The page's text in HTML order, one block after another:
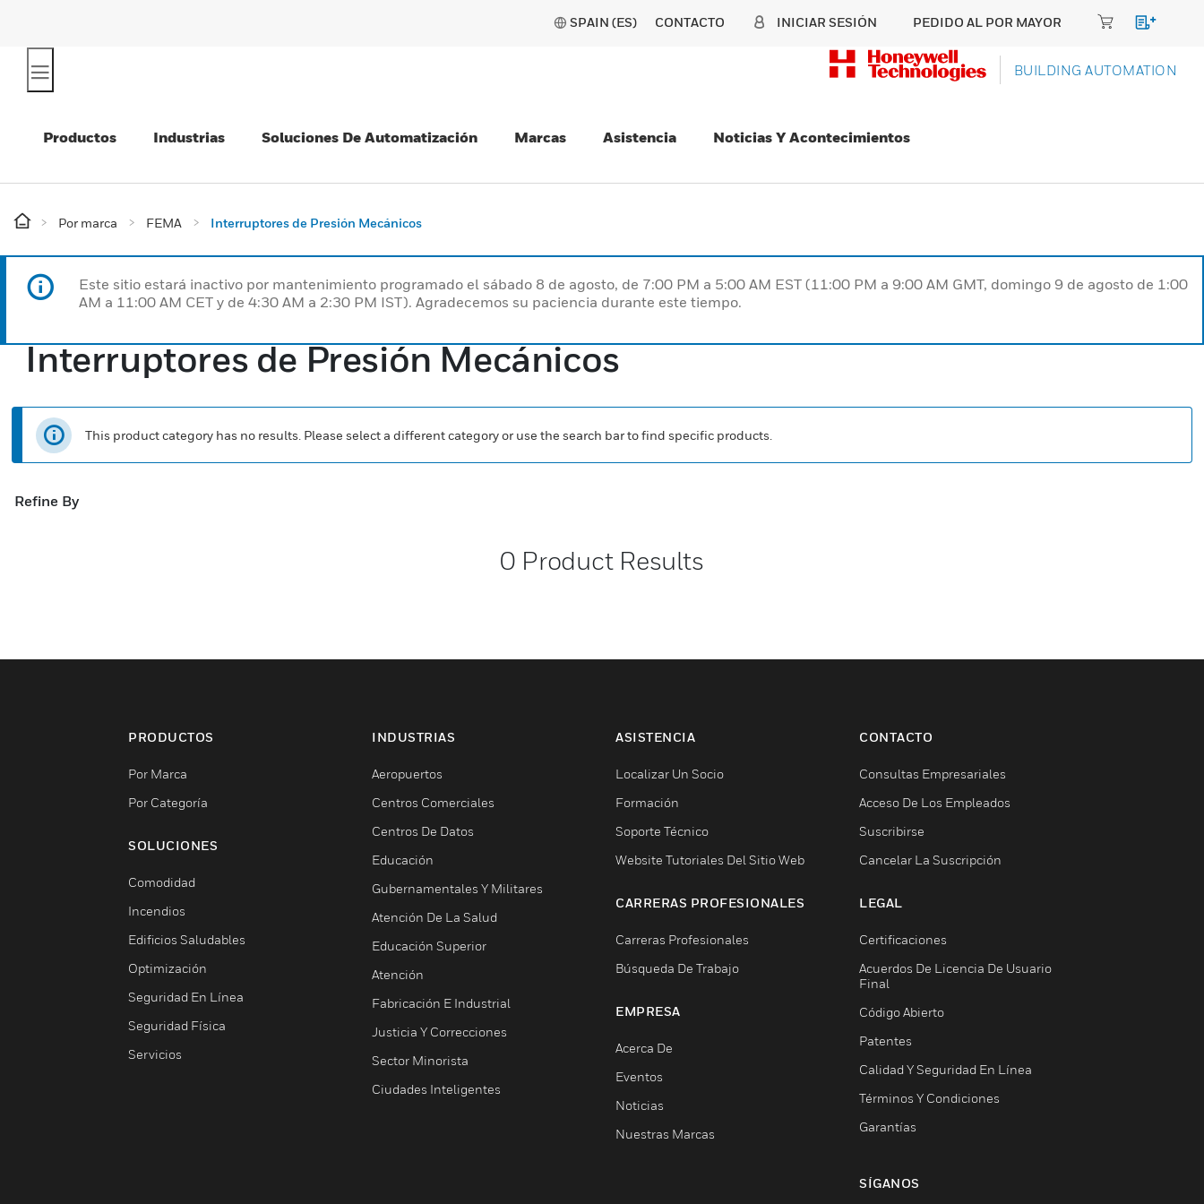
SPAIN (ES) CONTACTO INICIAR SESIÓN PEDIDO AL POR MAYOR
BUILDING AUTOMATION
Productos Industrias Soluciones De Automatización Marcas Asistencia Noticias Y Acontecimientos
Por marca FEMA Interruptores de Presión Mecánicos
Este sitio estará inactivo por mantenimiento programado el sábado 8 de agosto, de 7:00 PM a 5:00 AM EST (11:00 PM a 9:00 AM GMT, domingo 9 de agosto de 1:00
AM a 11:00 AM CET y de 4:30 AM a 2:30 PM IST). Agradecemos su paciencia durante este tiempo.
Interruptores de Presión Mecánicos
This product category has no results. Please select a different category or use the search bar to find specific products.
Refine By
0 Product Results
PRODUCTOS
Por Marca
Por Categoría
SOLUCIONES
Comodidad
Incendios
Edificios Saludables
Optimización
Seguridad En Línea
Seguridad Física
Servicios
INDUSTRIAS
Aeropuertos
Centros Comerciales
Centros De Datos
Educación
Gubernamentales Y Militares
Atención De La Salud
Educación Superior
Atención
Fabricación E Industrial
Justicia Y Correcciones
Sector Minorista
Ciudades Inteligentes
ASISTENCIA
Localizar Un Socio
Formación
Soporte Técnico
Website Tutoriales Del Sitio Web
CARRERAS PROFESIONALES
Carreras Profesionales
Búsqueda De Trabajo
EMPRESA
Acerca De
Eventos
Noticias
Nuestras Marcas
CONTACTO
Consultas Empresariales
Acceso De Los Empleados
Suscribirse
Cancelar La Suscripción
LEGAL
Certificaciones
Acuerdos De Licencia De Usuario
Final
Código Abierto
Patentes
Calidad Y Seguridad En Línea
Términos Y Condiciones
Garantías
SÍGANOS